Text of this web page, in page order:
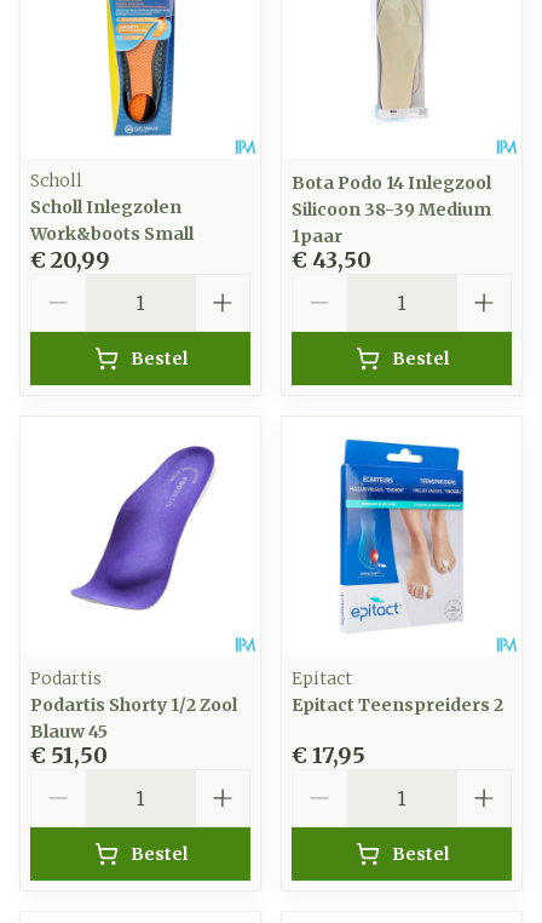
Scholl
Scholl Inlegzolen
Work&boots Small
€ 20,99
Bestel
Bota Podo 14 Inlegzool
Silicoon 38-39 Medium
1paar
€ 43,50
Bestel
Podartis
Podartis Shorty 1/2 Zool
Blauw 45
€ 51,50
Bestel
Epitact
Epitact Teenspreiders 2
€ 17,95
Bestel